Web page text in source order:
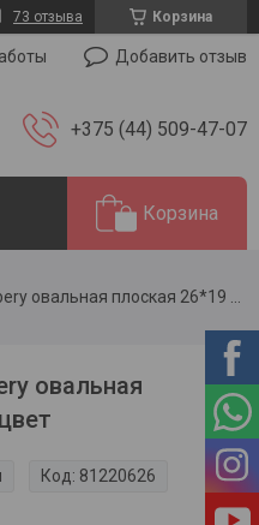
Корзина
73 отзыва
Добавить отзыв
+375 (44) 509-47-07
Корзина
Тарелка rak porcelain peppery овальная плоская 26*19 см, зеленый цвет
овальная
Код: 81220626